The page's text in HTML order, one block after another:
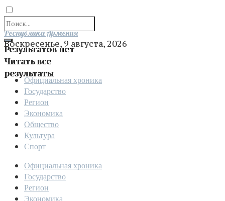
Результатов нет
Читать все
результаты
Отправить
Республика Армения
Воскресенье, 9 августа, 2026
Официальная хроника
Государство
Регион
Экономика
Общество
Культура
Спорт
Официальная хроника
Государство
Регион
Экономика